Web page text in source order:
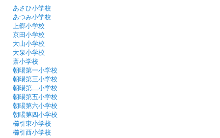
あさひ小学校
あつみ小学校
上郷小学校
京田小学校
大山小学校
大泉小学校
斎小学校
朝暘第一小学校
朝暘第三小学校
朝暘第二小学校
朝暘第五小学校
朝暘第六小学校
朝暘第四小学校
櫛引東小学校
櫛引西小学校